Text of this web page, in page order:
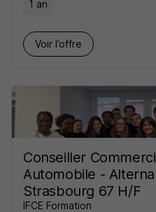
1 an
Voir l’offre
Conseiller
Automobile -
Strasbourg 67 H/F
IFCE Formation